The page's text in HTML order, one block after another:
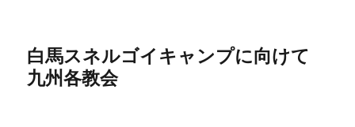
白馬スネルゴイキャンプに向けて
九州各教会